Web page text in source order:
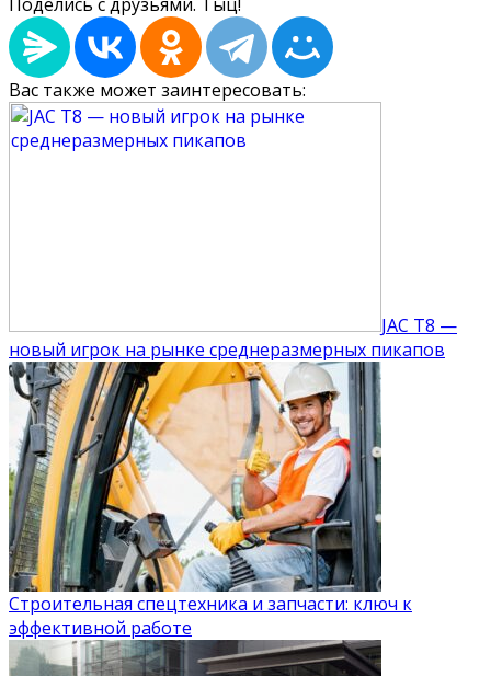
Вас также может заинтересовать:
JAC T8 —
новый игрок на рынке среднеразмерных пикапов
Строительная спецтехника и запчасти: ключ к
эффективной работе